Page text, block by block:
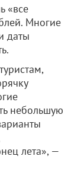
«все
Многие
даты
небольшую
лета», —